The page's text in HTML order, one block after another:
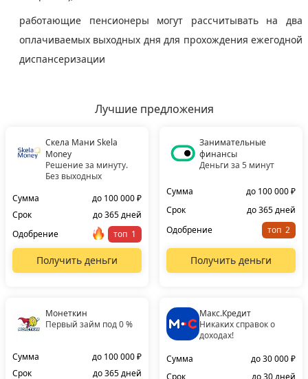
работающие пенсионеры могут рассчитывать на два
оплачиваемых выходных дня для прохождения ежегодной
диспансеризации
Лучшие предложения
Скела Мани Skela
Money
Решение за минуту.
Без выходных
Сумма
до 100 000 ₽
Срок
до 365 дней
Одобрение
топ
Получить деньги
Занимательные
финансы
Деньги за 5 минут
Сумма
до 100 000 ₽
Срок
до 365 дней
Одобрение
топ
Получить деньги
Монеткин
Первый займ под 0 %
Сумма
до 100 000 ₽
Срок
до 365 дней
Макс.Кредит
Никаких справок о
доходах!
Сумма
до 30 000 ₽
Срок
до 30 дней